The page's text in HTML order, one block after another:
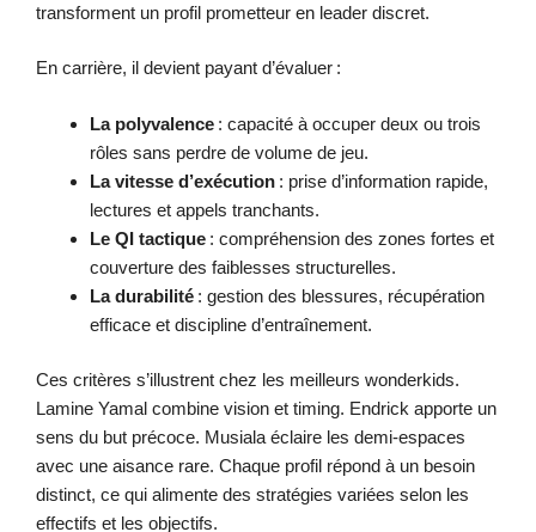
transforment un profil prometteur en leader discret.
En carrière, il devient payant d’évaluer :
La polyvalence : capacité à occuper deux ou trois
rôles sans perdre de volume de jeu.
La vitesse d’exécution : prise d’information rapide,
lectures et appels tranchants.
Le QI tactique : compréhension des zones fortes et
couverture des faiblesses structurelles.
La durabilité : gestion des blessures, récupération
efficace et discipline d’entraînement.
Ces critères s’illustrent chez les meilleurs wonderkids.
Lamine Yamal combine vision et timing. Endrick apporte un
sens du but précoce. Musiala éclaire les demi-espaces
avec une aisance rare. Chaque profil répond à un besoin
distinct, ce qui alimente des stratégies variées selon les
effectifs et les objectifs.